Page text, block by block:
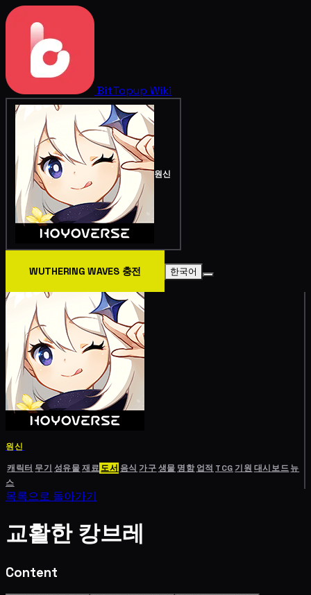
BitTopup Wiki
원신
WUTHERING WAVES 충전 한국어
원신
캐릭터 무기 성유물재료도서 음식 가구생물 명함 업적 TCG기원 대시보드뉴
스
목록으로 돌아가기
교활한 캉브레
Content